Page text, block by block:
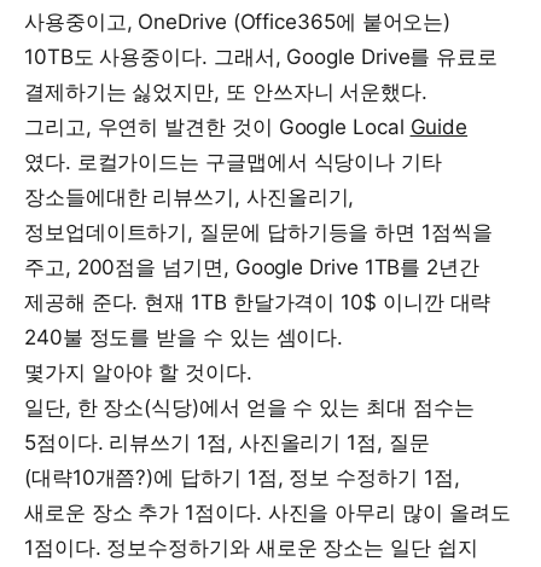
사용중이고, OneDrive (Office365에 붙어오는)
10TB도 사용중이다. 그래서, Google Drive를 유료로
결제하기는 싫었지만, 또 안쓰자니 서운했다.
그리고, 우연히 발견한 것이 Google Local Guide
였다. 로컬가이드는 구글맵에서 식당이나 기타
장소들에대한 리뷰쓰기, 사진올리기,
정보업데이트하기, 질문에 답하기등을 하면 1점씩을
주고, 200점을 넘기면, Google Drive 1TB를 2년간
제공해 준다. 현재 1TB 한달가격이 10$ 이니깐 대략
240불 정도를 받을 수 있는 셈이다.
몇가지 알아야 할 것이다.
일단, 한 장소(식당)에서 얻을 수 있는 최대 점수는
5점이다. 리뷰쓰기 1점, 사진올리기 1점, 질문
(대략10개쯤?)에 답하기 1점, 정보 수정하기 1점,
새로운 장소 추가 1점이다. 사진을 아무리 많이 올려도
1점이다. 정보수정하기와 새로운 장소는 일단 쉽지